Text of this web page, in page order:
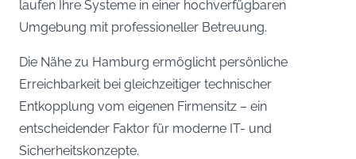
laufen Ihre Systeme in einer hochverfügbaren
Umgebung mit professioneller Betreuung.
Die Nähe zu Hamburg ermöglicht persönliche
Erreichbarkeit bei gleichzeitiger technischer
Entkopplung vom eigenen Firmensitz – ein
entscheidender Faktor für moderne IT- und
Sicherheitskonzepte.